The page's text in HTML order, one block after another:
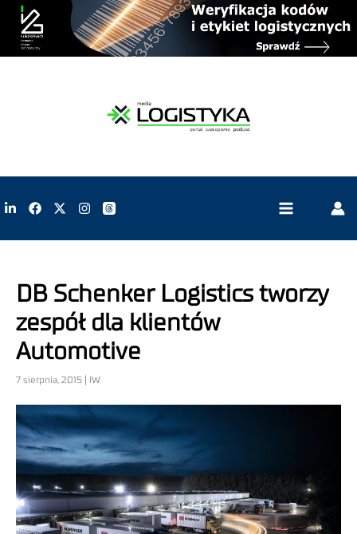
DB Schenker Logistics tworzy
zespół dla klientów
Automotive
7 sierpnia, 2015 | IW